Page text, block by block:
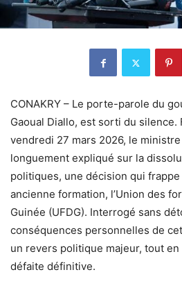
CONAKRY – Le porte-parole du
Gaoual Diallo, est sorti du silence.
vendredi 27 mars 2026, le
longuement expliqué sur la
politiques, une décision qui
ancienne formation, l’Union des
Guinée (UFDG). Interrogé sans
conséquences personnelles de
un revers politique majeur, tout
défaite définitive.